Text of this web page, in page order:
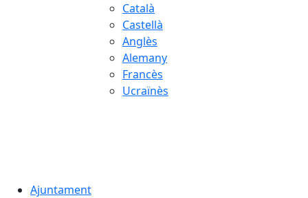
Català
Castellà
Anglès
Alemany
Francès
Ucraïnès
Ajuntament